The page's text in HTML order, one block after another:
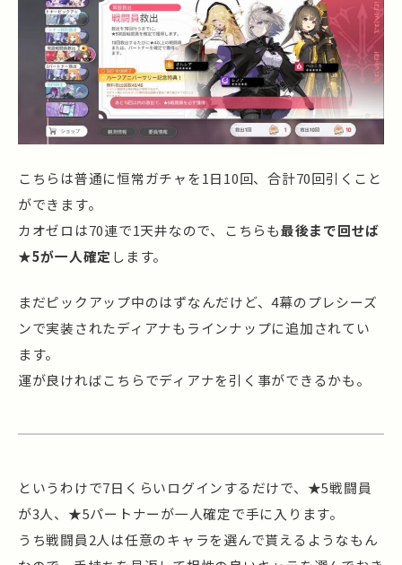
こちらは普通に恒常ガチャを1日10回、合計70回引くこと
ができます。
カオゼロは70連で1天井なので、こちらも最後まで回せば
★5が一人確定 します。
まだピックアップ中のはずなんだけど、4幕のプレシーズ
ンで実装されたディアナもラインナップに追加されてい
ます。
運が良ければこちらでディアナを引く事ができるかも。
というわけで7日くらいログインするだけで、★5戦闘員
が3人、★5パートナーが一人確定で手に入ります。
うち戦闘員2人は任意のキャラを選んで貰えるようなもん